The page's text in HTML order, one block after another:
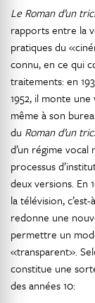
Le Roman d’un
rapports entre la
pratiques du
connu, en ce qui
traitements: en
1952, il monte
même à son
du Roman d’un
d’un régime
processus
deux versions. En
la télévision,
redonne une
permettre un
«transparent».
constitue une
des années 10: